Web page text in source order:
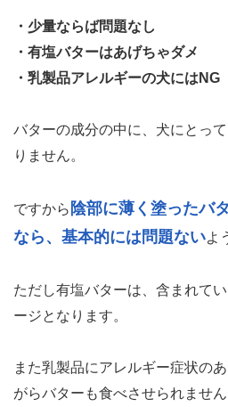
・少量ならば問題なし
・有塩バターはあげちゃダメ
・乳製品アレルギーの犬にはNG
バターの成分の中に、犬にとっ
りません。
ですから 陰部に薄く塗ったバ
なら、基本的には問題ないよ
ただし有塩バターは、含まれて
ージとなります。
また乳製品にアレルギー症状の
がらバターも食べさせられません